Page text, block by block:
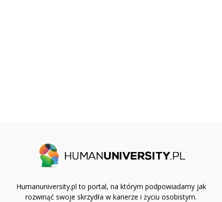
Humanuniversity.pl to portal, na którym podpowiadamy jak
rozwinąć swoje skrzydła w karierze i życiu osobistym.